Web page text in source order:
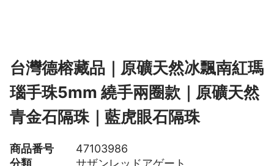
台灣德榕藏品｜原礦天然冰飄南紅瑪
瑙手珠5mm 繞手兩圈款｜原礦天然
青金石隔珠｜藍虎眼石隔珠
商品番号
47103986
分類
サザンレッドアゲート